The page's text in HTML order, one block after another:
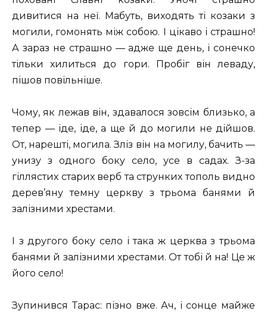
дивитися на неї. Мабуть, виходять ті козаки з
могили, гомонять між собою. І цікаво і страшно!
А зараз не страшно — адже ще день, і сонечко
тільки хилиться до гори. Пробіг він леваду,
пішов повільніше.
Чому, як лежав він, здавалося зовсім близько, а
тепер — іде, іде, а ще й до могили не дійшов.
От, нарешті, могила. Зліз він на могилу, бачить —
унизу з одного боку село, усе в садах. З-за
гіллястих старих верб та струнких тополь видно
дерев’яну темну церкву з трьома банями й
залізними хрестами.
І з другого боку село і така ж церква з трьома
банями й залізними хрестами. От тобі й на! Це ж
його село!
Зупинився Тарас: пізно вже. Ач, і сонце майже